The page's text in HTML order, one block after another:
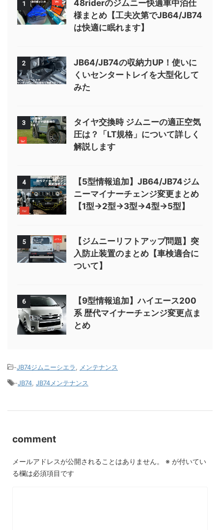
1
48riderのジムニー快適車中泊仕
様まとめ【工夫次第でJB64/JB74
は快適に眠れます】
2
JB64/JB74の収納力UP！使いに
くいセンタートレイを大型化して
みた
3
タイヤ交換時 ジムニーの適正空気
圧は？「LT規格」について詳しく
解説します
4
【5型情報追加】JB64/JB74ジム
ニーマイナーチェンジ変更まとめ
【1型→2型→3型→4型→5型】
5
【ジムニーリフトアップ問題】突
入防止装置のまとめ【車検適合に
ついて】
6
【9型情報追加】ハイエース200
系 歴代マイナーチェンジ変更点ま
とめ
-JB74ジムニーシエラ, メンテナンス
-JB74, JB74メンテナンス
comment
メールアドレスが公開されることはありません。 ※ が付いてい
る欄は必須項目です